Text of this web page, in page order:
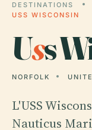
DESTINATIONS
USS WISCONSIN
Uss
NORFOLK
L'USS
Nauticus